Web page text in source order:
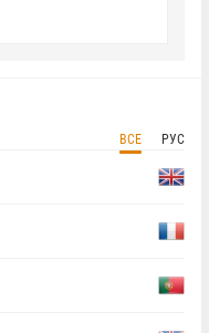
ВСЕ РУС